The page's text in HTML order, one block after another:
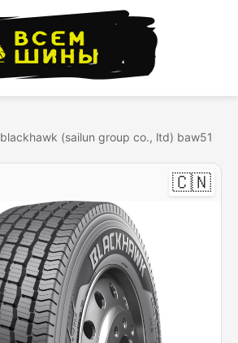
blackhawk (sailun group co., ltd) baw51
🇨🇳